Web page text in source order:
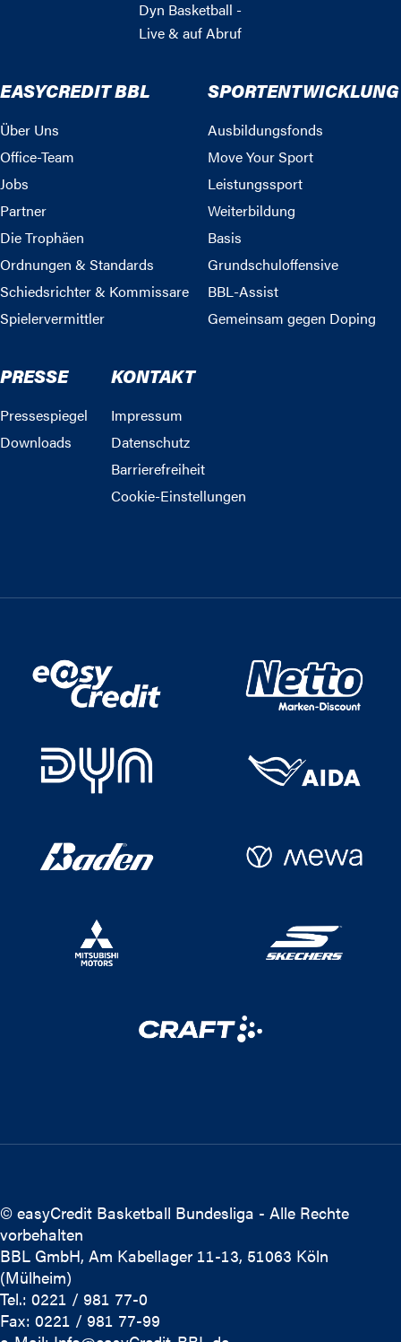
Dyn Basketball -
Live & auf Abruf
EASYCREDIT BBL
Über Uns
Office-Team
Jobs
Partner
Die Trophäen
Ordnungen & Standards
Schiedsrichter & Kommissare
Spielervermittler
SPORTENTWICKLUNG
Ausbildungsfonds
Move Your Sport
Leistungssport
Weiterbildung
Basis
Grundschuloffensive
BBL-Assist
Gemeinsam gegen Doping
PRESSE
Pressespiegel
Downloads
KONTAKT
Impressum
Datenschutz
Barrierefreiheit
Cookie-Einstellungen
© easyCredit Basketball Bundesliga - Alle Rechte
vorbehalten
BBL GmbH, Am Kabellager 11-13, 51063 Köln
(Mülheim)
Tel.: 0221 / 981 77-0
Fax: 0221 / 981 77-99